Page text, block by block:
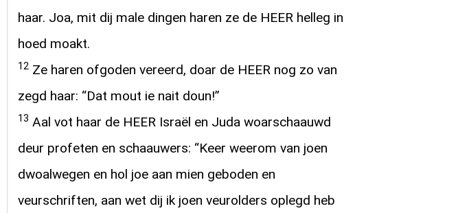
haar. Joa, mit dij male dingen haren ze de HEER helleg in
hoed moakt.
12 Ze haren ofgoden vereerd, doar de HEER nog zo van
zegd haar: “Dat mout ie nait doun!”
13 Aal vot haar de HEER Israël en Juda woarschaauwd
deur profeten en schaauwers: “Keer weerom van joen
dwoalwegen en hol joe aan mien geboden en
veurschriften, aan wet dij ik joen veurolders oplegd heb